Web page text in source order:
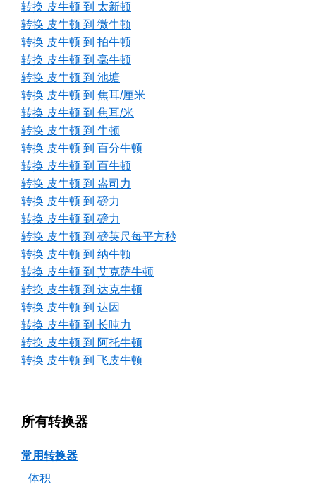
转换 皮牛顿 到 太新顿
转换 皮牛顿 到 微牛顿
转换 皮牛顿 到 拍牛顿
转换 皮牛顿 到 毫牛顿
转换 皮牛顿 到 池塘
转换 皮牛顿 到 焦耳/厘米
转换 皮牛顿 到 焦耳/米
转换 皮牛顿 到 牛顿
转换 皮牛顿 到 百分牛顿
转换 皮牛顿 到 百牛顿
转换 皮牛顿 到 盎司力
转换 皮牛顿 到 磅力
转换 皮牛顿 到 磅力
转换 皮牛顿 到 磅英尺每平方秒
转换 皮牛顿 到 纳牛顿
转换 皮牛顿 到 艾克萨牛顿
转换 皮牛顿 到 达克牛顿
转换 皮牛顿 到 达因
转换 皮牛顿 到 长吨力
转换 皮牛顿 到 阿托牛顿
转换 皮牛顿 到 飞皮牛顿
所有转换器
常用转换器
体积